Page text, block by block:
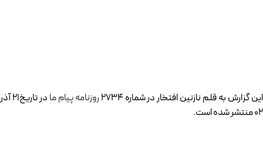
این گزارش به قلم نازنین افتخار در شماره 2734 روزنامه پیام ما
در تاریخ21 آذر
02 منتشر شده است.